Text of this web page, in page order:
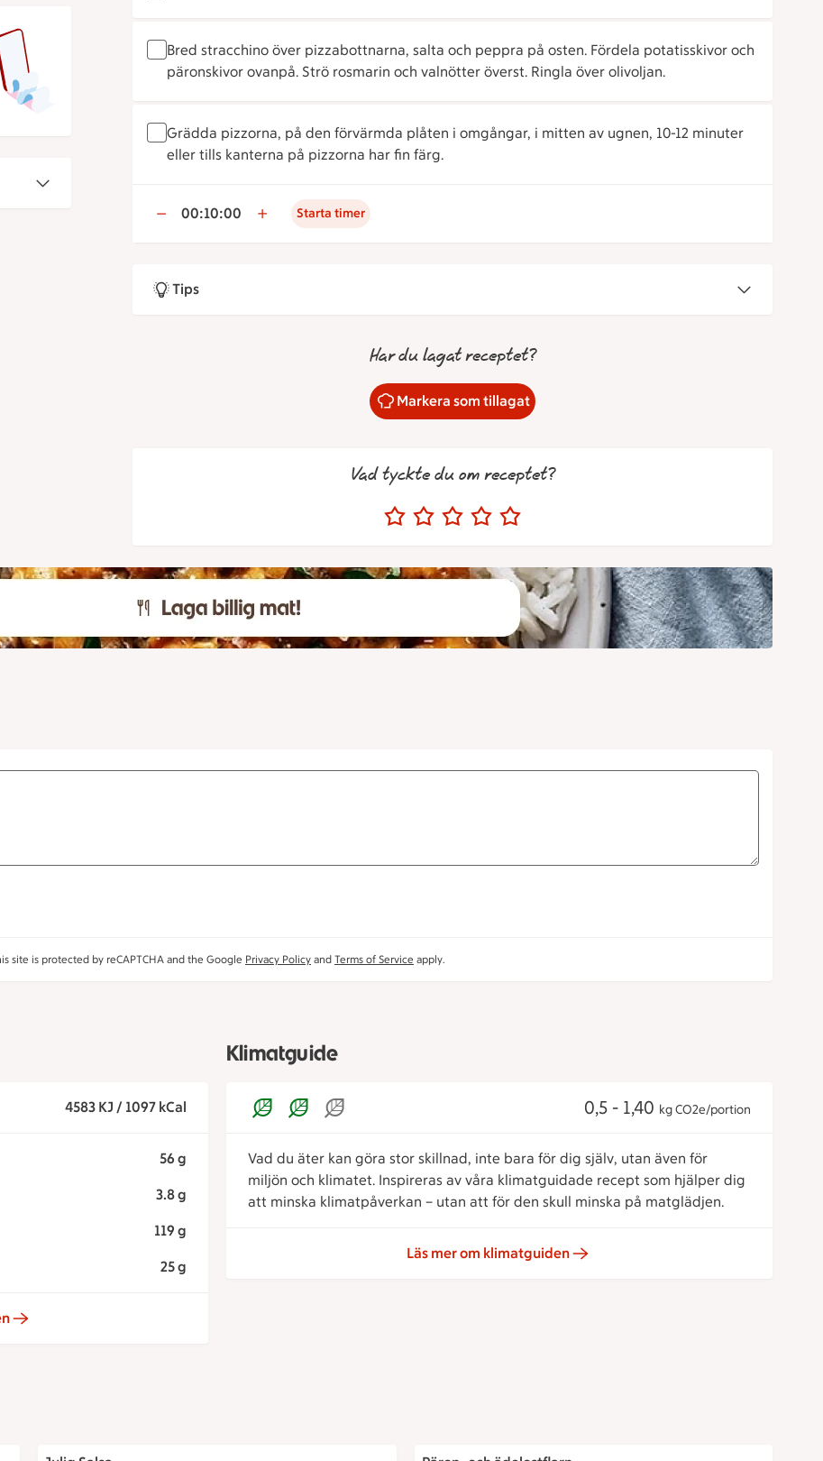
Bred stracchino över pizzabottnarna, salta och peppra på osten. Fördela potatisskivor och
päronskivor ovanpå. Strö rosmarin och valnötter överst. Ringla över olivoljan.
Grädda pizzorna, på den förvärmda plåten i omgångar, i mitten av ugnen, 10-12 minuter
eller tills kanterna på pizzorna har fin färg.
00:10:00 Starta timer
Tips
Har du lagat receptet?
Markera som tillagat
Vad tyckte du om receptet?
site is protected by reCAPTCHA and the Google Privacy Policy and Terms of Service apply.
4583 KJ / 1097 kCal
56 g
3.8 g
119 g
25 g
Klimatguide
0,5 - 1,40 kg CO2e/portion
Vad du äter kan göra stor skillnad, inte bara för dig själv, utan även för
miljön och klimatet. Inspireras av våra klimatguidade recept som hjälper dig
att minska klimatpåverkan – utan att för den skull minska på matglädjen.
Läs mer om klimatguiden
Julig Salsa Päron- och ädelostflarn